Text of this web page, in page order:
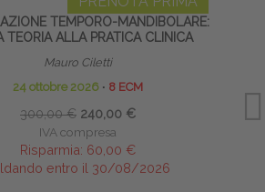
TEMPORO-MANDIBOLARE:
TEORIA ALLA PRATICA CLINICA
Mauro Ciletti
24 ottobre 2026 ∙ 8 ECM
300,00 € 240,00 €
IVA compresa
Risparmia: 60,00 €
entro il 30/08/2026